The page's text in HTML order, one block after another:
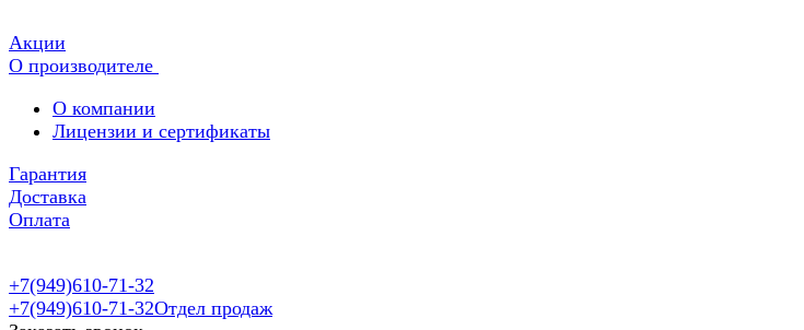
Акции
О производителе
О компании
Лицензии и сертификаты
Гарантия
Доставка
Оплата
+7(949)610-71-32
+7(949)610-71-32Отдел продаж